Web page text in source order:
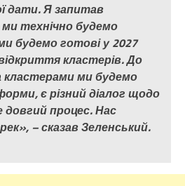
дати. Я запитав
технічно будемо
будемо готові у 2027
кластерів. До
кластерами ми будемо
є різний діалог щодо
довгий процес. Нас
– сказав Зеленський.